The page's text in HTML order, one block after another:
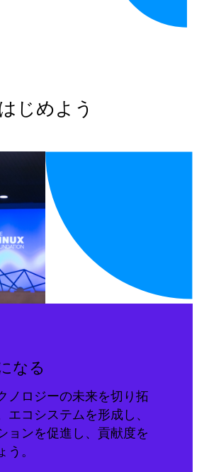
じめよう
なる
ノロジーの未来を切り拓
エコシステムを形成し、
ョンを促進し、貢献度を
。